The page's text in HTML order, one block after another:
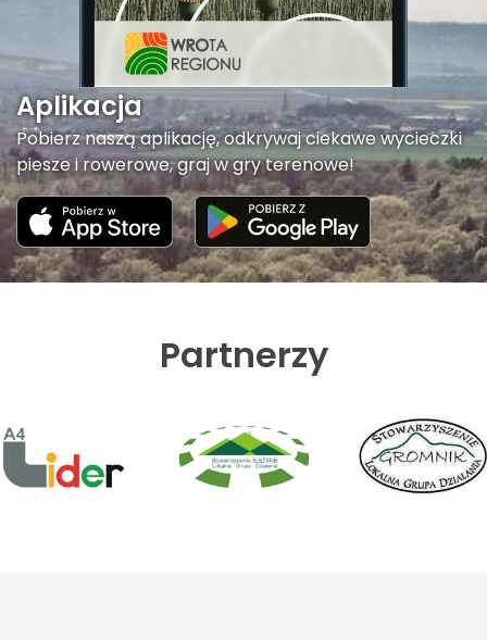
Aplikacja
Pobierz naszą aplikację, odkrywaj ciekawe wycieczki
piesze i rowerowe, graj w gry terenowe!
Partnerzy